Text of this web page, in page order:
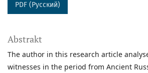
PDF (Русский)
Abstrakt
The author in this research article
witnesses in the period from Ancient